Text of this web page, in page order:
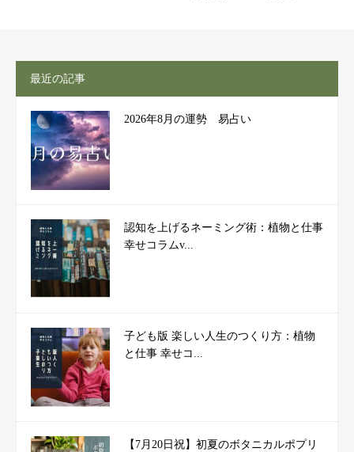
最近の記事
2026年8月の運勢 易占い
認知を上げるネーミング術：植物と仕事
幸せコラムv...
子ども版 楽しい人生のつくり方：植物
と仕事 幸せコ...
【7月20日祝】初夏のボタニカルポプリ